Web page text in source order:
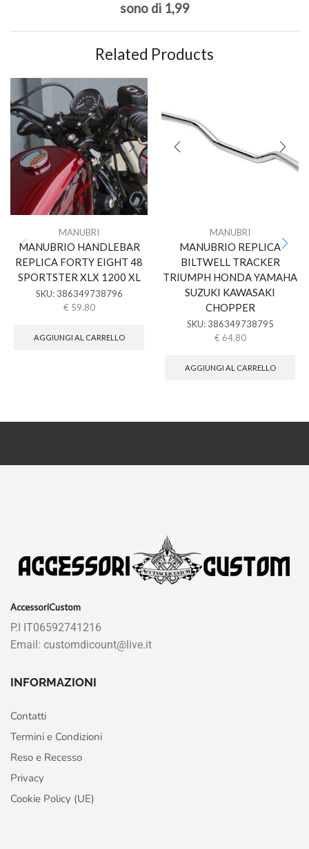
sono di 1,99
Related Products
MANUBRI
MANUBRIO HANDLEBAR
REPLICA FORTY EIGHT 48
SPORTSTER XLX 1200 XL
SKU: 386349738796
€ 59.80
AGGIUNGI AL CARRELLO
MANUBRI
MANUBRIO REPLICA
BILTWELL TRACKER
TRIUMPH HONDA YAMAHA
SUZUKI KAWASAKI
CHOPPER
SKU: 386349738795
€ 64.80
AGGIUNGI AL CARRELLO
AccessoriCustom
P.I IT06592741216
Email: customdicount@live.it
INFORMAZIONI
Contatti
Termini e Condizioni
Reso e Recesso
Privacy
Cookie Policy (UE)